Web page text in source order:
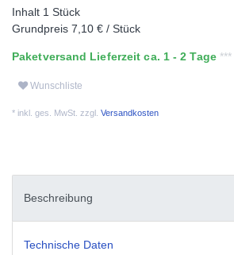
Inhalt 1 Stück
Grundpreis 7,10 € / Stück
Paketversand Lieferzeit ca. 1 - 2 Tage
Wunschliste
* inkl. ges. MwSt. zzgl. Versandkosten
Beschreibung
Technische Daten